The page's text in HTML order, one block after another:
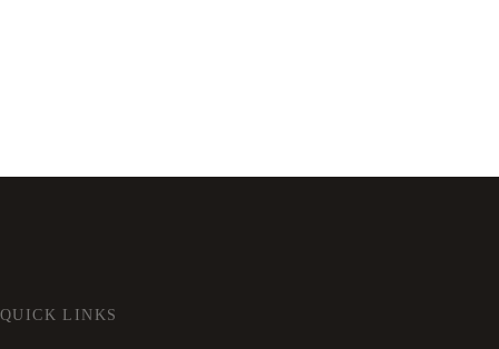
QUICK LINKS